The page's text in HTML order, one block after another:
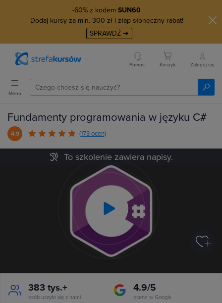
-60% z kodem SUN60
Dodaj kursy za min. 300 zł i złap słoneczny rabat!
SPRAWDŹ ➜
Pomoc Koszyk Zaloguj się
Menu
Fundamenty programowania w języku C#
4.9 (173 ocen)
Play
To szkolenie zawiera napisy.
383 tys.+
osób uczyło się z nami
4.9/5
ocena w Google